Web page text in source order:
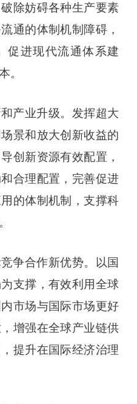
除妨碍各种生产要素
通的体制机制障碍，
促进现代流通体系建
。
业升级。发挥超大
景和放大创新收益的
创新资源有效配置，
合理配置，完善促进
的体制机制，支撑科
合作新优势。以国
支撑，有效利用全球
市场与国际市场更好
增强在全球产业链供
提升在国际经济治理